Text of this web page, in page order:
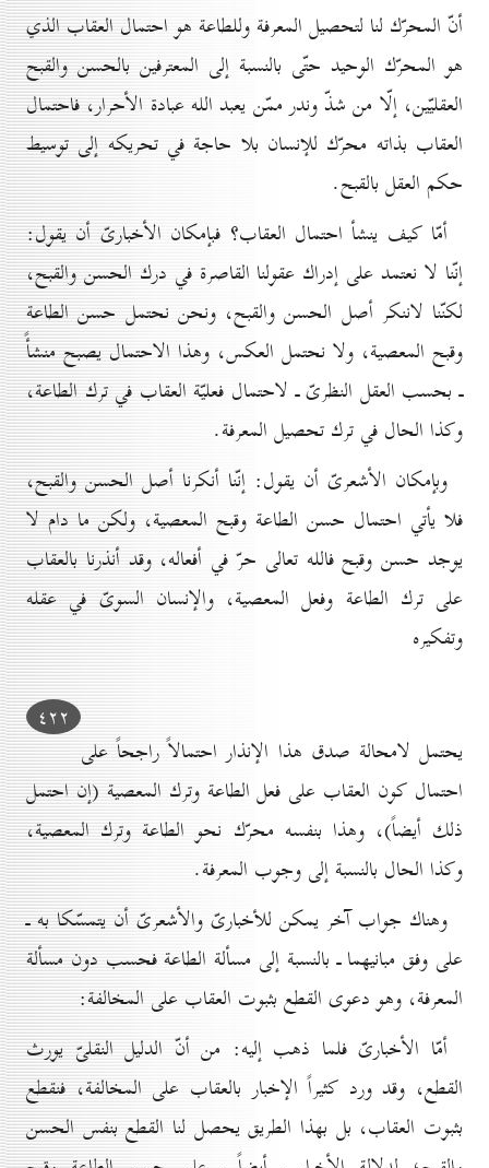
أنّ المحرّك لنا لتحصيل المعرفة وللطاعة هو احتمال العقاب الذي
هو المحرّك الوحيد حتّى بالنسبة إلى المعترفين بالحسن والقبح
العقليّين، إلّا من شذّ وندر ممّن يعبد الله عبادة الأحرار، فاحتمال
العقاب بذاته محرّك للإنسان بلا حاجة في تحريكه إلى توسيط
حكم العقل بالقبح.
أمّا كيف ينشأ احتمال العقاب؟ فبإمكان الأخبارىّ أن يقول:
إنّنا لا نعتمد على إدراك عقولنا القاصرة في درك الحسن والقبح،
لكنّنا لاننكر أصل الحسن والقبح، ونحن نحتمل حسن الطاعة
وقبح المعصية، ولا نحتمل العكس، وهذا الاحتمال يصبح منشأً
ـ بحسب العقل النظرىّ ـ لاحتمال فعليّة العقاب في ترك الطاعة،
وكذا الحال في ترك تحصيل المعرفة.
وبإمكان الأشعرىّ أن يقول: إنّنا أنكرنا أصل الحسن والقبح،
فلا يأتي احتمال حسن الطاعة وقبح المعصية، ولكن ما دام لا
يوجد حسن وقبح فالله تعالى حرّ في أفعاله، وقد أنذرنا بالعقاب
على ترك الطاعة وفعل المعصية، والإنسان السوىّ في عقله
وتفكيره
٤۲۲
يحتمل لامحالة صدق هذا الإنذار احتمالاً راجحاً على
احتمال كون العقاب على فعل الطاعة وترك المعصية (إن احتمل
ذلك أيضاً)، وهذا بنفسه محرّك نحو الطاعة وترك المعصية،
وكذا الحال بالنسبة إلى وجوب المعرفة.
وهناك جواب آخر يمكن للأخبارىّ والأشعرىّ أن يتمسّكا به ـ
على وفق مبانيهما ـ بالنسبة إلى مسألة الطاعة فحسب دون مسألة
المعرفة، وهو دعوى القطع بثبوت العقاب على المخالفة:
أمّا الأخبارىّ فلما ذهب إليه: من أنّ الدليل النقلىّ يورث
القطع، وقد ورد كثيراً الإخبار بالعقاب على المخالفة، فنقطع
بثبوت العقاب، بل بهذا الطريق يحصل لنا القطع بنفس الحسن